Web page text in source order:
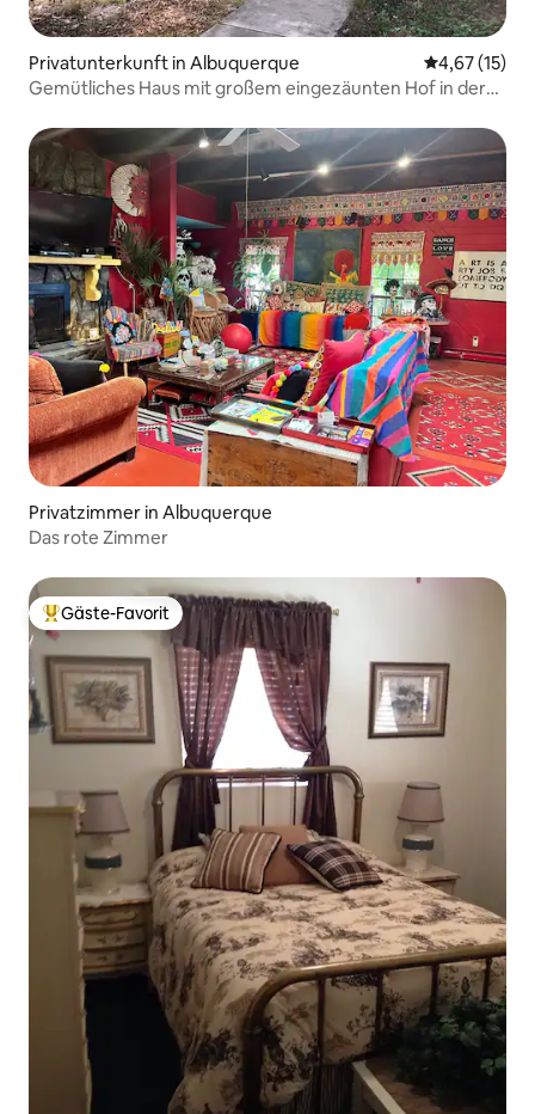
Privatunterkunft in Albuquerque
4,67 (15)
Gemütliches Haus mit großem eingezäunten Hof in der
Privatzimmer in Albuquerque
Das rote Zimmer
Beliebter Gäste-Favorit.
Gäste-Favorit